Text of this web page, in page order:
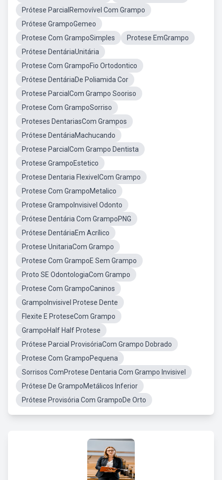
Prótese ParcialRemovível Com Grampo
Prótese GrampoGemeo
Protese Com GrampoSimples
Protese EmGrampo
Prótese DentáriaUnitária
Protese Com GrampoFio Ortodontico
Prótese DentáriaDe Poliamida Cor
Protese ParcialCom Grampo Sooriso
Protese Com GrampoSorriso
Proteses DentariasCom Grampos
Prótese DentáriaMachucando
Protese ParcialCom Grampo Dentista
Protese GrampoEstetico
Protese Dentaria FlexivelCom Grampo
Protese Com GrampoMetalico
Protese GrampoInvisivel Odonto
Prótese Dentária Com GrampoPNG
Prótese DentáriaEm Acrílico
Protese UnitariaCom Grampo
Protese Com GrampoE Sem Grampo
Proto SE OdontologiaCom Grampo
Protese Com GrampoCaninos
GrampoInvisivel Protese Dente
Flexite E ProteseCom Grampo
GrampoHalf Half Protese
Prótese Parcial ProvisóriaCom Grampo Dobrado
Protese Com GrampoPequena
Sorrisos ComProtese Dentaria Com Grampo Invisivel
Prótese De GrampoMetálicos Inferior
Prótese Provisória Com GrampoDe Orto